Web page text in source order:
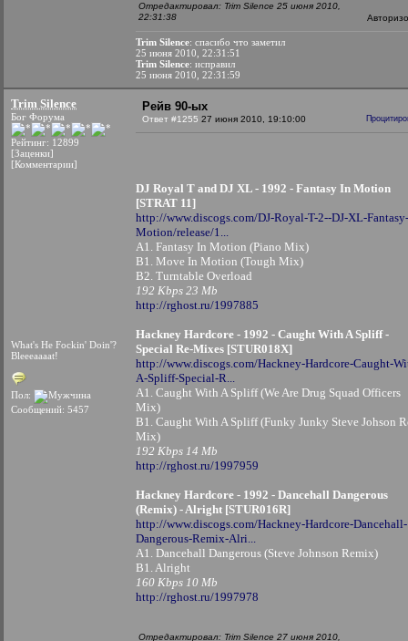
Отредактировал: Trim Silence 25 июня 2010,
22:31:38
Trim Silence: спасибо что заметил
25 июня 2010, 22:31:51
Trim Silence: исправил
25 июня 2010, 22:31:59
Trim Silence
Бог Форума
Рейтинг: 12899
[Заценки]
[Комментарии]
What's He Fockin' Doin'?
Bleeeaaaat!
Пол:
Сообщений: 5457
Рейв 90-ых
Ответ #1255 27 июня 2010, 19:10:00
DJ Royal T and DJ XL - 1992 - Fantasy In Motion
[STRAT 11]
http://www.discogs.com/DJ-Royal-T-2--DJ-XL-
Motion/release/1...
A1. Fantasy In Motion (Piano Mix)
B1. Move In Motion (Tough Mix)
B2. Turntable Overload
192 Kbps 23 Mb
http://rghost.ru/1997885
Hackney Hardcore - 1992 - Caught With A Spliff -
Special Re-Mixes [STUR018X]
http://www.discogs.com/Hackney-Hardcore-Caught-
A-Spliff-Special-R...
A1. Caught With A Spliff (We Are Drug Squad Officers
Mix)
B1. Caught With A Spliff (Funky Junky Steve Johson
Mix)
192 Kbps 14 Mb
http://rghost.ru/1997959
Hackney Hardcore - 1992 - Dancehall Dangerous
(Remix) - Alright [STUR016R]
http://www.discogs.com/Hackney-Hardcore-Dancehall-
Dangerous-Remix-Alri...
A1. Dancehall Dangerous (Steve Johnson Remix)
B1. Alright
160 Kbps 10 Mb
http://rghost.ru/1997978
Отредактировал: Trim Silence 27 июня 2010,